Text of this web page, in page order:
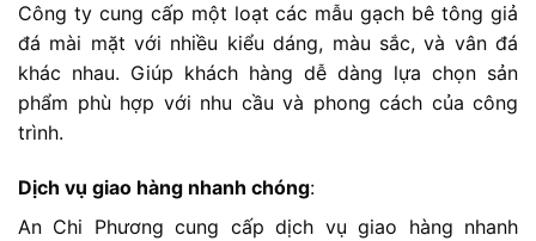
Công ty cung cấp một loạt các mẫu gạch bê tông giả
đá mài mặt với nhiều kiểu dáng, màu sắc, và vân đá
khác nhau. Giúp khách hàng dễ dàng lựa chọn sản
phẩm phù hợp với nhu cầu và phong cách của công
trình.
Dịch vụ giao hàng nhanh chóng:
An Chi Phương cung cấp dịch vụ giao hàng nhanh